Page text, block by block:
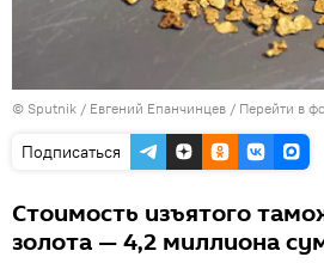
© Sputnik / Евгений Епанчинцев / Перейти в
Подписаться
Стоимость изъятого
золота — 4,2 миллиона